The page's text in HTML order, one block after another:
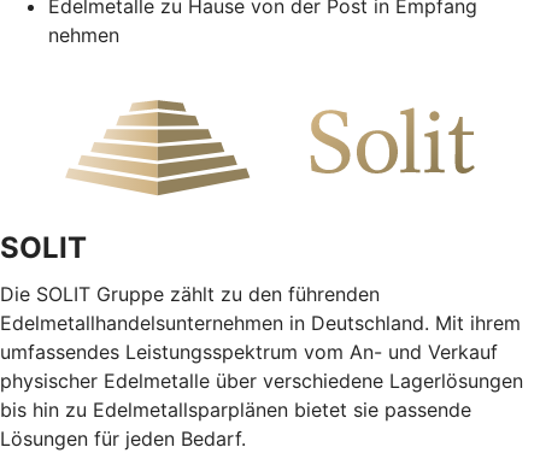
Edelmetalle zu Hause von der Post in Empfang
nehmen
SOLIT
Die SOLIT Gruppe zählt zu den führenden
Edelmetallhandelsunternehmen in Deutschland. Mit ihrem
umfassendes Leistungsspektrum vom An- und Verkauf
physischer Edelmetalle über verschiedene Lagerlösungen
bis hin zu Edelmetallsparplänen bietet sie passende
Lösungen für jeden Bedarf.